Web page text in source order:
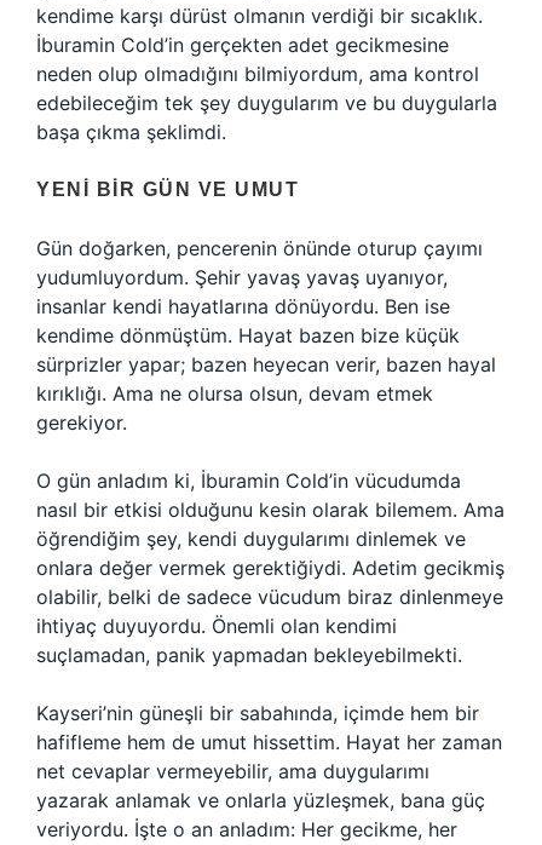
kendime karşı dürüst olmanın verdiği bir sıcaklık.
İburamin Cold’in gerçekten adet gecikmesine
neden olup olmadığını bilmiyordum, ama kontrol
edebileceğim tek şey duygularım ve bu duygularla
başa çıkma şeklimdi.
YENI BIR GÜN VE UMUT
Gün doğarken, pencerenin önünde oturup çayımı
yudumluyordum. Şehir yavaş yavaş uyanıyor,
insanlar kendi hayatlarına dönüyordu. Ben ise
kendime dönmüştüm. Hayat bazen bize küçük
sürprizler yapar; bazen heyecan verir, bazen hayal
kırıklığı. Ama ne olursa olsun, devam etmek
gerekiyor.
O gün anladım ki, İburamin Cold’in vücudumda
nasıl bir etkisi olduğunu kesin olarak bilemem. Ama
öğrendiğim şey, kendi duygularımı dinlemek ve
onlara değer vermek gerektiğiydi. Adetim gecikmiş
olabilir, belki de sadece vücudum biraz dinlenmeye
ihtiyaç duyuyordu. Önemli olan kendimi
suçlamadan, panik yapmadan bekleyebilmekti.
Kayseri’nin güneşli bir sabahında, içimde hem bir
hafifleme hem de umut hissettim. Hayat her zaman
net cevaplar vermeyebilir, ama duygularımı
yazarak anlamak ve onlarla yüzleşmek, bana güç
veriyordu. İşte o an anladım: Her gecikme, her